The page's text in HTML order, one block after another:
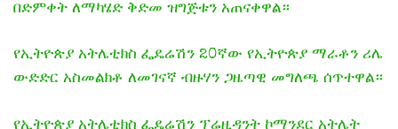
በድምቀት ለማካሄድ ቅድመ ዝግጅቱን አጠናቀዋል።
የኢትዮጵያ አትሌቲክስ ፌዴሬሽን 20ኛው የኢትዮጵያ ማራቶን ሪሌ
ውድድር አስመልክቶ ለመገናኛ ብዙሃን ጋዜጣዊ መግለጫ ሰጥተዋል።
የኢትዮጵያ አትሌቲክስ ፌዴሬሽን ፕሬዚዳንት ኮማንደር አትሌት